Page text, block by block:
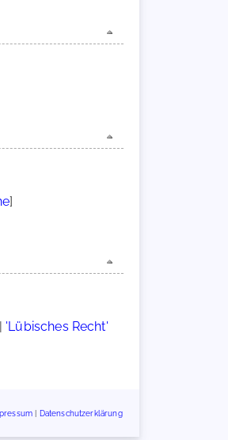
]
| 'Lübisches Recht'
Datenschutzerklärung